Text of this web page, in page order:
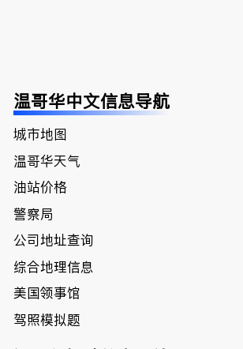
温哥华中文信息导航
城市地图
温哥华天气
油站价格
警察局
公司地址查询
综合地理信息
美国领事馆
驾照模拟题